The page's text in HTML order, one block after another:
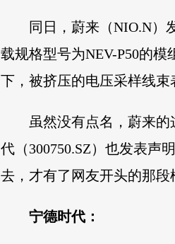
同日，蔚来（NIO.N）
载规格型号为NEV-P50的
下，被挤压的电压采样线束
虽然没有点名，蔚来
代（300750.SZ）也发表声
去，才有了网友开头的那段
宁德时代：